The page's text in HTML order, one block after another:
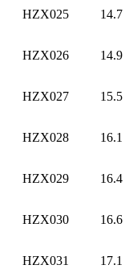
HZX025 14.7
HZX026 14.9
HZX027 15.5
HZX028 16.1
HZX029 16.4
HZX030 16.6
HZX031 17.1